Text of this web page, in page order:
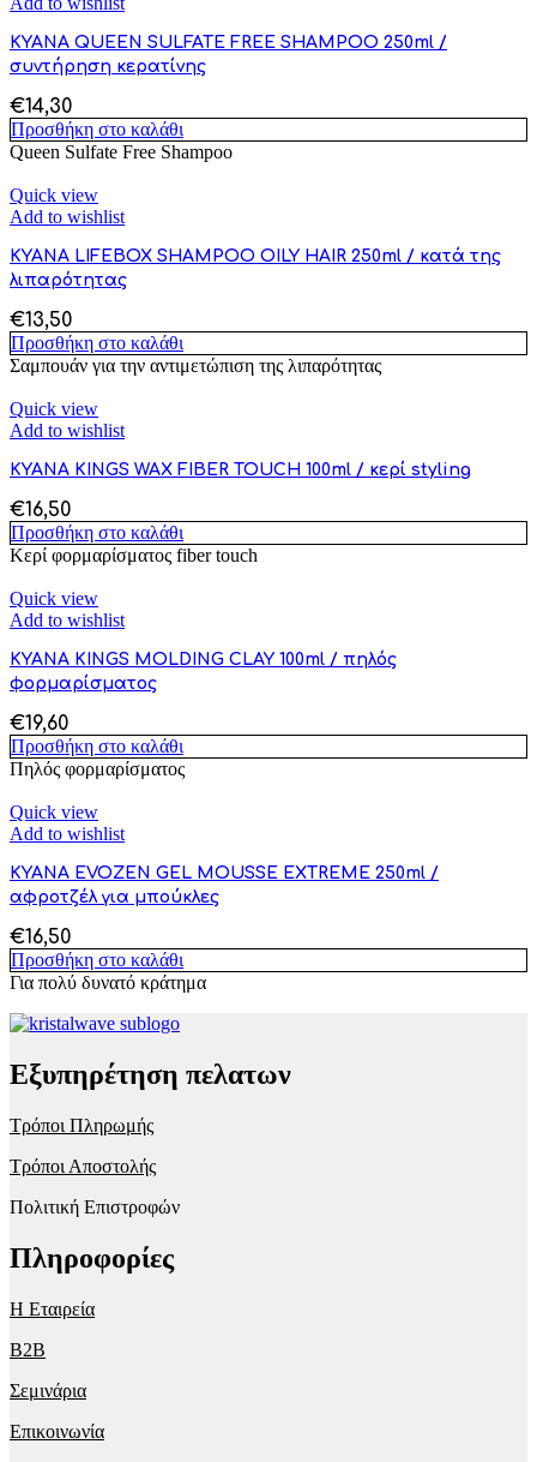
KYANA QUEEN SULFATE FREE SHAMPOO 250ml /
συντήρηση κερατίνης
€14,30
Προσθήκη στο καλάθι
Queen Sulfate Free Shampoo
Quick view
Add to wishlist
KYANA LIFEBOX SHAMPOO OILY HAIR 250ml / κατά της
λιπαρότητας
€13,50
Προσθήκη στο καλάθι
Σαμπουάν για την αντιμετώπιση της λιπαρότητας
Quick view
Add to wishlist
KYANA KINGS WAX FIBER TOUCH 100ml / κερί styling
€16,50
Προσθήκη στο καλάθι
Κερί φορμαρίσματος fiber touch
Quick view
Add to wishlist
KYANA KINGS MOLDING CLAY 100ml / πηλός
φορμαρίσματος
€19,60
Προσθήκη στο καλάθι
Πηλός φορμαρίσματος
Quick view
Add to wishlist
KYANA EVOZEN GEL MOUSSE EXTREME 250ml /
αφροτζέλ για μπούκλες
€16,50
Προσθήκη στο καλάθι
Για πολύ δυνατό κράτημα
Εξυπηρέτηση πελατων
Τρόποι Πληρωμής
Τρόποι Αποστολής
Πολιτική Επιστροφών
Πληροφορίες
Η Εταιρεία
B2B
Σεμινάρια
Επικοινωνία